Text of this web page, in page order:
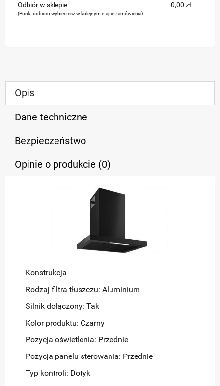
Odbiór w sklepie
(Punkt odbioru wybierzesz w kolejnym etapie zamówienia)
0,00 zł
Opis
Dane techniczne
Bezpieczeństwo
Opinie o produkcie (0)
Konstrukcja
Rodzaj filtra tłuszczu: Aluminium
Silnik dołączony: Tak
Kolor produktu: Czarny
Pozycja oświetlenia: Przednie
Pozycja panelu sterowania: Przednie
Typ kontroli: Dotyk